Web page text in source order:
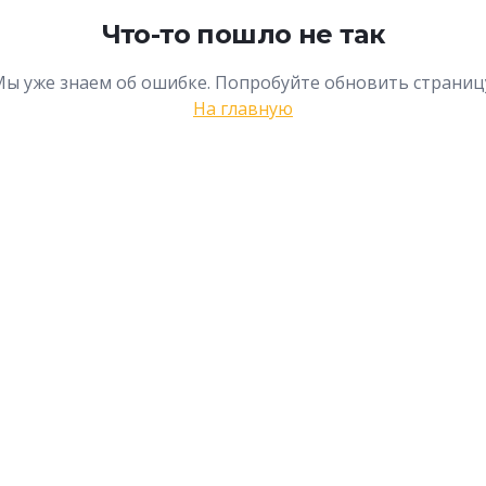
Что-то пошло не так
уже знаем об ошибке. Попробуйте обновить
На главную